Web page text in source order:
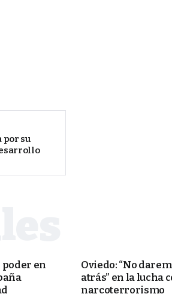
por su
poder en
Oviedo: “No
atrás” en la lucha
narcoterrorismo